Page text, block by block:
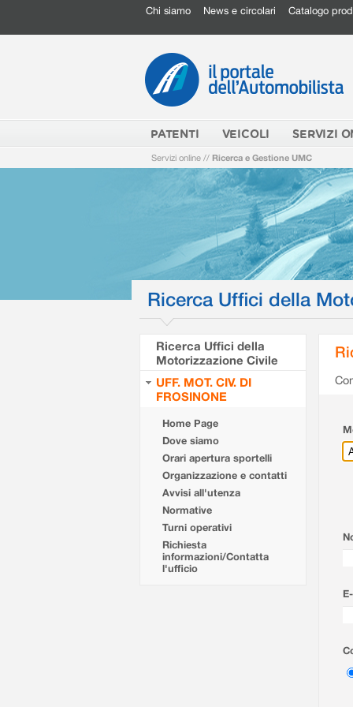
Chi siamo News e circolari Catalogo
PATENTI VEICOLI SERVIZI
Servizi online // Ricerca e Gestione UMC
Ricerca Uffici della
Ricerca Uffici della
Motorizzazione Civile
UFF. MOT. CIV. DI
FROSINONE
Home Page
Dove siamo
Orari apertura sportelli
Organizzazione e contatti
Avvisi all'utenza
Normative
Turni operativi
Richiesta
informazioni/Contatta
l'ufficio